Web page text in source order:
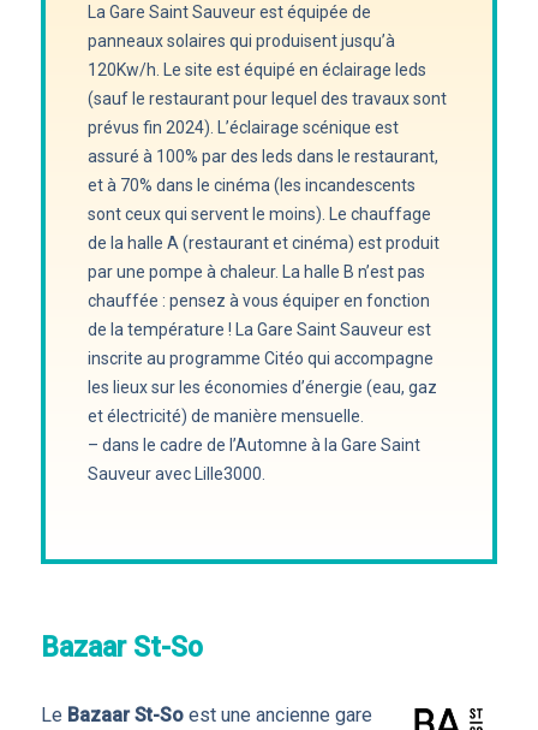
La Gare Saint Sauveur est équipée de
panneaux solaires qui produisent jusqu’à
120Kw/h. Le site est équipé en éclairage leds
(sauf le restaurant pour lequel des travaux sont
prévus fin 2024). L’éclairage scénique est
assuré à 100% par des leds dans le restaurant,
et à 70% dans le cinéma (les incandescents
sont ceux qui servent le moins). Le chauffage
de la halle A (restaurant et cinéma) est produit
par une pompe à chaleur. La halle B n’est pas
chauffée : pensez à vous équiper en fonction
de la température ! La Gare Saint Sauveur est
inscrite au programme Citéo qui accompagne
les lieux sur les économies d’énergie (eau, gaz
et électricité) de manière mensuelle.
– dans le cadre de l’Automne à la Gare Saint
Sauveur avec Lille3000.
Bazaar St-So
Le Bazaar St-So est une ancienne gare